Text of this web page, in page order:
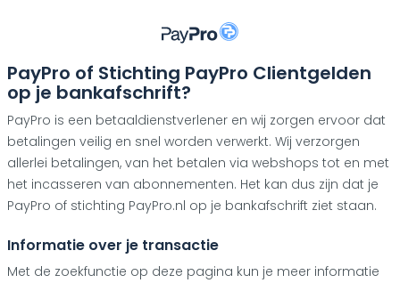
PayPro of Stichting PayPro Clientgelden
op je bankafschrift?
PayPro is een betaaldienstverlener en wij zorgen ervoor dat
betalingen veilig en snel worden verwerkt. Wij verzorgen
allerlei betalingen, van het betalen via webshops tot en met
het incasseren van abonnementen. Het kan dus zijn dat je
PayPro of stichting PayPro.nl op je bankafschrift ziet staan.
Informatie over je transactie
Met de zoekfunctie op deze pagina kun je meer informatie